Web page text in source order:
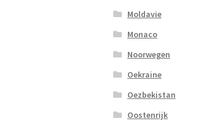
Moldavie
Monaco
Noorwegen
Oekraine
Oezbekistan
Oostenrijk